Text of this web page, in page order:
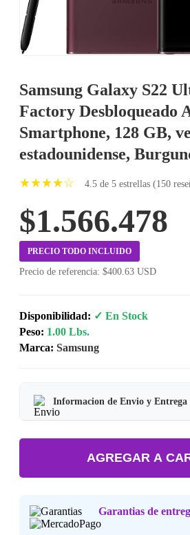
Samsung Galaxy S22
Factory Desbloqueado
Smartphone, 128 GB,
estadounidense,
★★★★☆ 4.5 de 5 estrellas (150
$1.566.478
PRECIO TODO INCLUIDO
Precio de referencia: $400.63 USD
Disponibilidad: ✓ En Stock
Peso: 1.00 Lbs.
Marca: Samsung
Informacion de Envio y Entrega
Tipo de producto:Producto
Tiempo de entrega:Estimado de
Consulta nuestra Politica de
AGREGAR A
Garantias de